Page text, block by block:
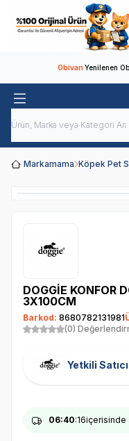
ObivanYenilenen
Markamama Köpek Pet
DOGGİE KONFOR
3X100CM
Barkod: 8680782131981
(0)
Yetkili Satıcı
06:40:16içerisinde